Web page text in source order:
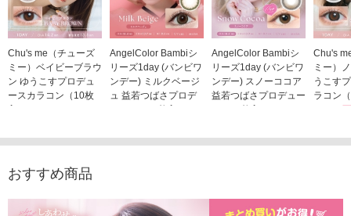
Chu's me（チューズ
ミー）ベイビーブラウ
ン ゆうこすプロデュ
ースカラコン（10枚
AngelColor Bambiシ
リーズ1day (バンビワ
ンデー) ミルクベージ
ュ 益若つばさプロデ
AngelColor Bambiシ
リーズ1day (バンビワ
ンデー) スノーココア
益若つばさプロデュー
Chu's
ミー）
うこす
ラコン
おすすめ商品